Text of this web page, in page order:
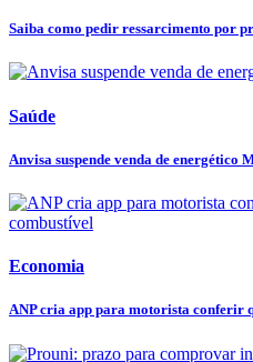
Saiba como pedir ressarcimento por
Saúde
Anvisa suspende venda de energético
Economia
ANP cria app para motorista conferir